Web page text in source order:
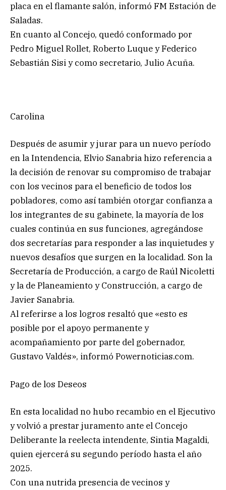
placa en el flamante salón, informó FM Estación de
Saladas.
En cuanto al Concejo, quedó conformado por
Pedro Miguel Rollet, Roberto Luque y Federico
Sebastián Sisi y como secretario, Julio Acuña.
Carolina
Después de asumir y jurar para un nuevo período
en la Intendencia, Elvio Sanabria hizo referencia a
la decisión de renovar su compromiso de trabajar
con los vecinos para el beneficio de todos los
pobladores, como así también otorgar confianza a
los integrantes de su gabinete, la mayoría de los
cuales continúa en sus funciones, agregándose
dos secretarías para responder a las inquietudes y
nuevos desafíos que surgen en la localidad. Son la
Secretaría de Producción, a cargo de Raúl Nicoletti
y la de Planeamiento y Construcción, a cargo de
Javier Sanabria.
Al referirse a los logros resaltó que «esto es
posible por el apoyo permanente y
acompañamiento por parte del gobernador,
Gustavo Valdés», informó Powernoticias.com.
Pago de los Deseos
En esta localidad no hubo recambio en el Ejecutivo
y volvió a prestar juramento ante el Concejo
Deliberante la reelecta intendente, Sintia Magaldi,
quien ejercerá su segundo período hasta el año
2025.
Con una nutrida presencia de vecinos y